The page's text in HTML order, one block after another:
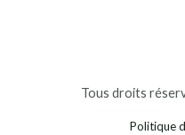
Tous droits
Politique